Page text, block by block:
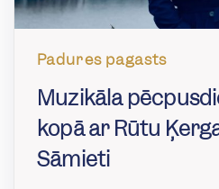
Padures pagasts
Muzikāla
kopā ar Rūtu
Sāmieti